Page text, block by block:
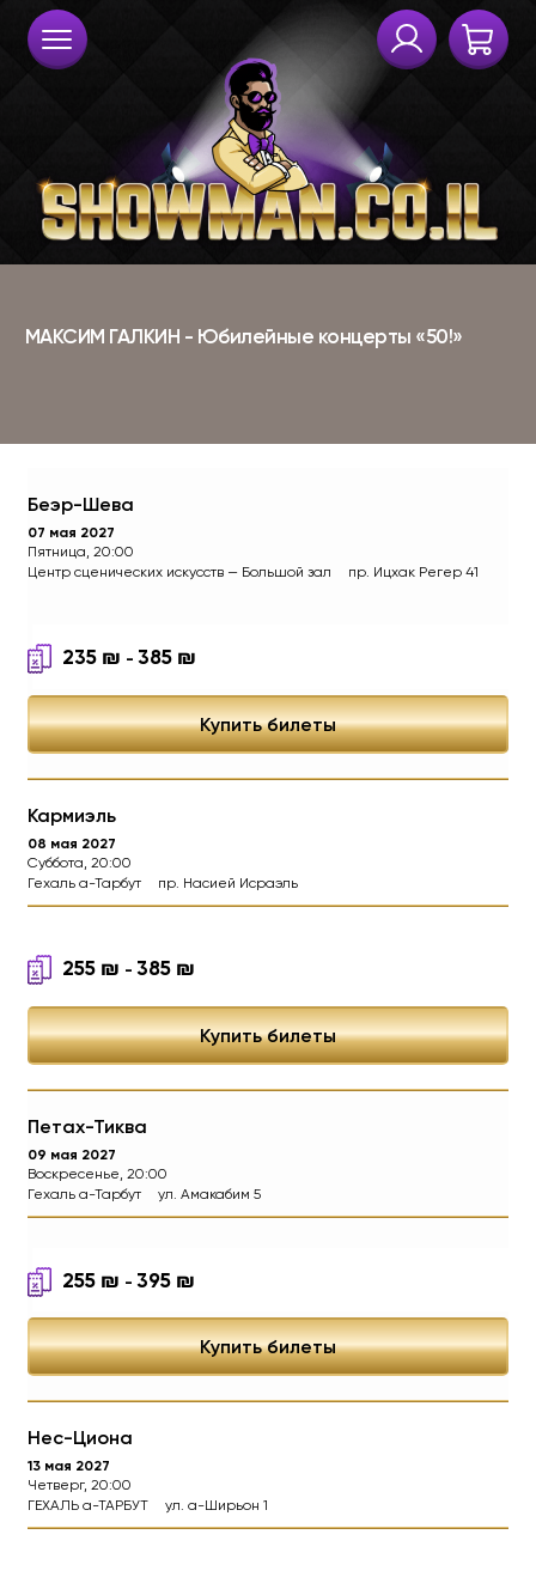
МАКСИМ ГАЛКИН -
Беэр-Шева
07 мая 2027
Пятница, 20:00
Центр сценических искусств — Большой зал
пр. Ицхак Регер 41
235 ₪ - 385 ₪
Купить билеты
Кармиэль
08 мая 2027
Суббота, 20:00
Гехаль а-Тарбут
пр. Насией Исраэль
255 ₪ - 385 ₪
Купить билеты
Петах-Тиква
09 мая 2027
Воскресенье, 20:00
Гехаль а-Тарбут
ул. Амакабим 5
255 ₪ - 395 ₪
Купить билеты
Нес-Циона
13 мая 2027
Четверг, 20:00
ГЕХАЛЬ а-ТАРБУТ
ул. а-Ширьон 1